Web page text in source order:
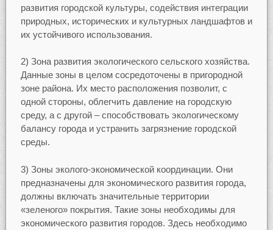
развития городской культуры, содействия интеграции
природных, исторических и культурных ландшафтов и
их устойчивого использования.
2) Зона развития экологического сельского хозяйства.
Данные зоны в целом сосредоточены в пригородной
зоне района. Их место расположения позволит, с
одной стороны, облегчить давление на городскую
среду, а с другой – способствовать экологическому
балансу города и устранить загрязнение городской
среды.
3) Зоны эколого-экономической координации. Они
предназначены для экономического развития города,
должны включать значительные территории
«зеленого» покрытия. Такие зоны необходимы для
экономического развития городов. Здесь необходимо